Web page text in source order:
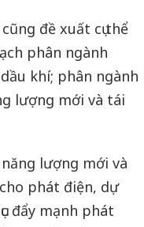
đề xuất cụ thể
phân ngành
khí; phân ngành
lượng mới và tái
lượng mới và
phát điện, dự
đẩy mạnh phát